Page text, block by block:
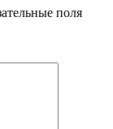
поля